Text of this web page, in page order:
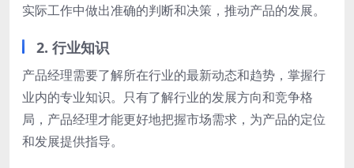
实际工作中做出准确的判断和决策，推动产品的发展。
2. 行业知识
产品经理需要了解所在行业的最新动态和趋势，掌握行
业内的专业知识。只有了解行业的发展方向和竞争格
局，产品经理才能更好地把握市场需求，为产品的定位
和发展提供指导。